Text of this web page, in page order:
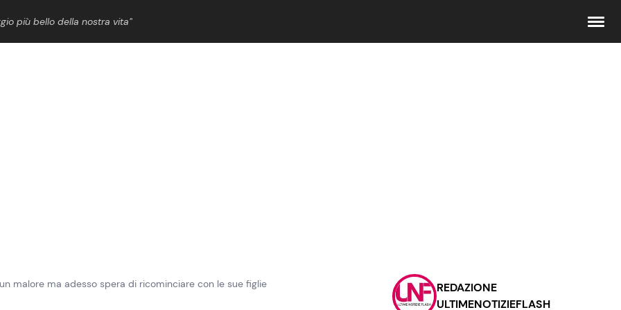
più bello della nostra vita”
Contattaci
Pubblicità
malore ma adesso spera di ricominciare con le sue figlie
REDAZIONE
ULTIMENOTIZIEFLASH